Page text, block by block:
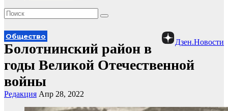
Дзен.Новости
Общество
Болотнинский район в
годы Великой Отечественной
войны
Редакция Апр 28, 2022